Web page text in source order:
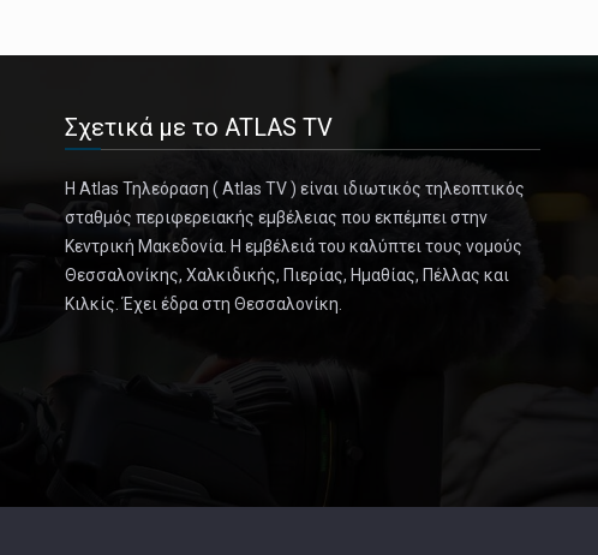
Σχετικά με το ATLAS TV
Η Atlas Τηλεόραση ( Atlas TV ) είναι ιδιωτικός τηλεοπτικός
σταθμός περιφερειακής εμβέλειας που εκπέμπει στην
Κεντρική Μακεδονία. Η εμβέλειά του καλύπτει τους νομούς
Θεσσαλονίκης, Χαλκιδικής, Πιερίας, Ημαθίας, Πέλλας και
Κιλκίς. Έχει έδρα στη Θεσσαλονίκη.